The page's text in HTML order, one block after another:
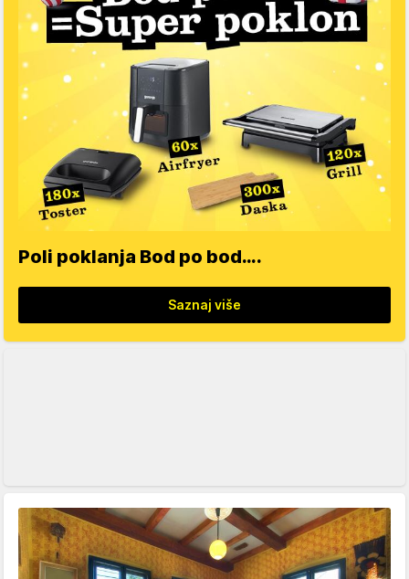
Poli poklanja Bod po bod….
Saznaj više